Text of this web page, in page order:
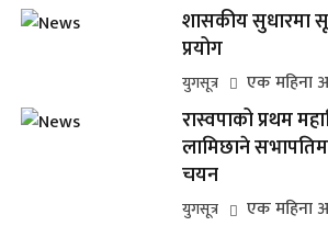
शासकीय सुधारमा
प्रयोग
युगसूत्र एक महिना
रास्वपाको प्रथम
लामिछाने
चयन
युगसूत्र एक महिना